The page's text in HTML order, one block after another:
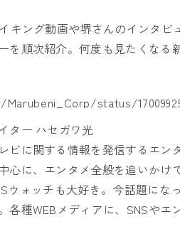
キング動画や堺さんのインタ
を順次紹介。何度も見たくなる
status/
ター ハセガワ光
ビに関する情報を発信するエン
心に、エンタメ全般を追いかけ
ウォッチも大好き。今話題にな
各種WEBメディアに、SNSやエ